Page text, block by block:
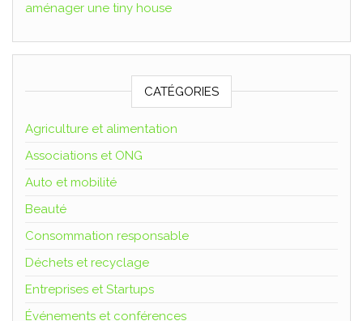
aménager une tiny house
CATÉGORIES
Agriculture et alimentation
Associations et ONG
Auto et mobilité
Beauté
Consommation responsable
Déchets et recyclage
Entreprises et Startups
Événements et conférences